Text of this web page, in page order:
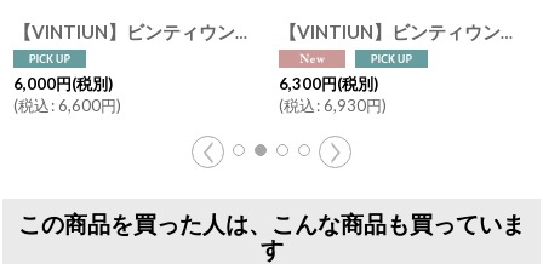
[ES01-
【VINTIUN】ビンティウン 名入れ注文 スターライト 11. SOCCER 木製星型ライト スペイン製
6,000円(税別)
(税込:6,600円)
【VINTIUN】ビンティウン ファミリーツリー パーソナライズ 木製 カスタマイズ スペイン製 Family Tree 38cm
6,300円(税別)
(税込:6,930円)
この商品を買った人は、こんな商品も買っていま
す